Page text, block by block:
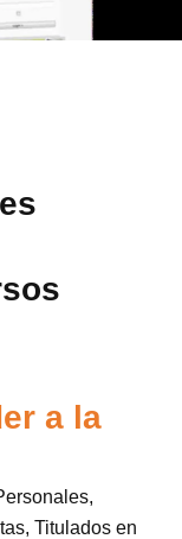
a la
Titulados en